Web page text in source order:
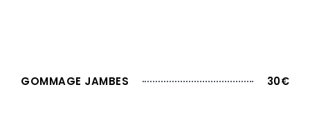
GOMMAGE JAMBES 30€